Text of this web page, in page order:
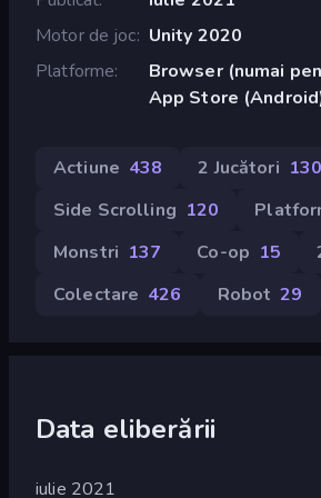
Motor de joc Unity 2020
Platforme
Browser (numai
App Store
Actiune 438 2 Jucători 130
Side Scrolling 120
Monstri 137 Co-op 15
Colectare 426 Robot 29
Data eliberării
iulie 2021